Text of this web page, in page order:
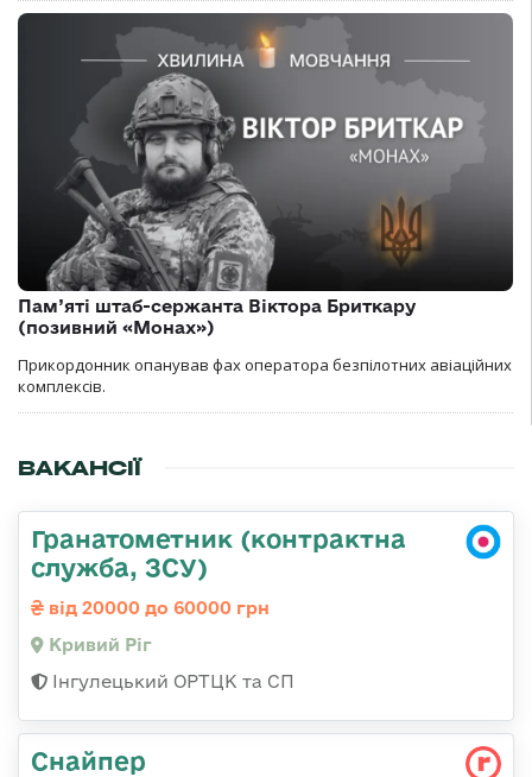
Пам’яті штаб-сержанта Віктора Бриткару
(позивний «Монах»)
Прикордонник опанував фах оператора безпілотних авіаційних
комплексів.
ВАКАНСІЇ
Гранатометник (контрактна
служба, ЗСУ)
від 20000 до 60000 грн
Кривий Ріг
Інгулецький ОРТЦК та СП
Снайпер